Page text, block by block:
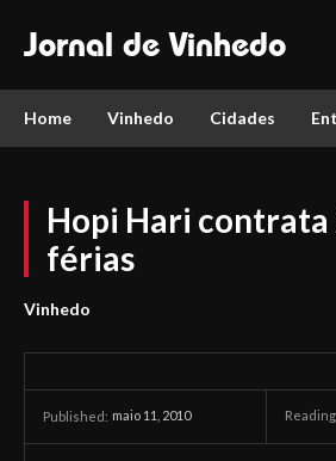
Jornal de Vinhedo
Home Vinhedo Cidades
Hopi Hari contrata
férias
Vinhedo
Published: maio 11, 2010